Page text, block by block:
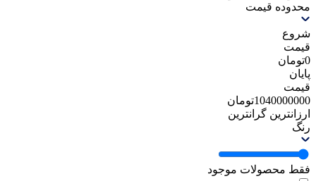
محدوده قیمت
شروع
قیمت
0تومان
پایان
قیمت
1040000000تومان
ارزانترین گرانترین
رنگ
فقط محصولات موجود